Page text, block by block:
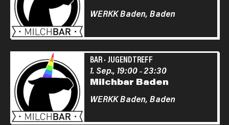
WERKK Baden, Baden
BAR· JUGENDTREFF
Milchbar Baden
1. Sep., 19:00–23:30
WERKK Baden, Baden